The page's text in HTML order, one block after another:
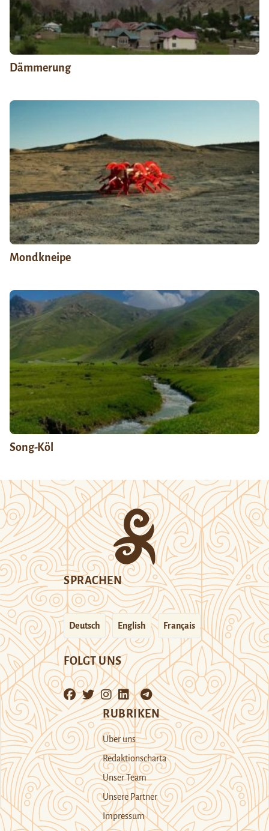
Dämmerung
Mondkneipe
Song-Köl
SPRACHEN
Deutsch English Français
FOLGT UNS
RUBRIKEN
Über uns
Redaktionscharta
Unser Team
Unsere Partner
Impressum